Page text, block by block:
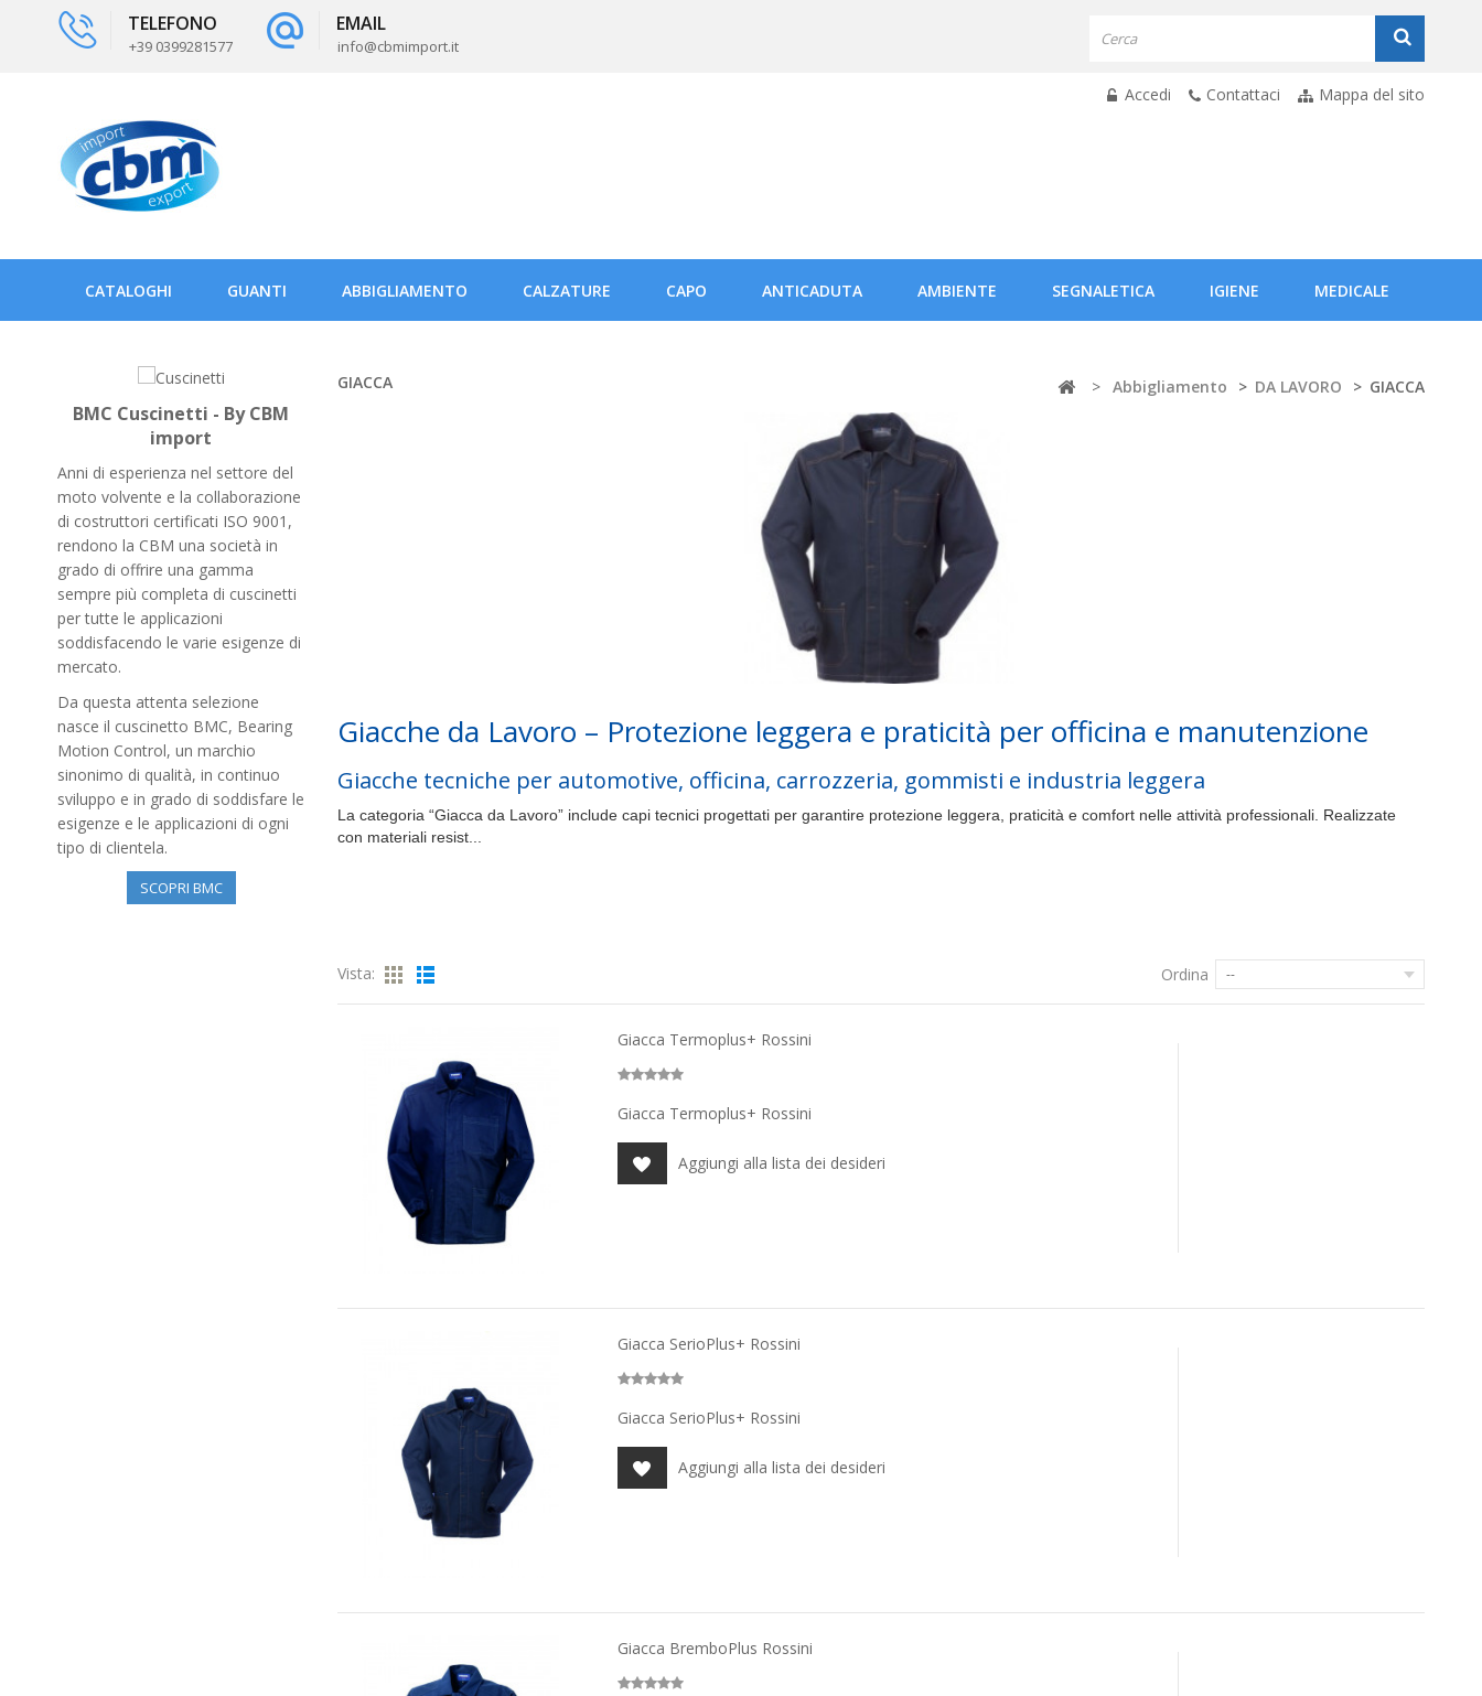
TELEFONO
+39 0399281577
EMAIL
info@cbmimport.it
Accedi Contattaci Mappa del sito
CATALOGHI GUANTI ABBIGLIAMENTO CALZATURE CAPO ANTICADUTA AMBIENTE SEGNALETICA IGIENE MEDICALE
BMC Cuscinetti - By CBM
import
Anni di esperienza nel settore del
moto volvente e la collaborazione
di costruttori certificati ISO 9001,
rendono la CBM una società in
grado di offrire una gamma
sempre più completa di cuscinetti
per tutte le applicazioni
soddisfacendo le varie esigenze di
mercato.
Da questa attenta selezione
nasce il cuscinetto BMC, Bearing
Motion Control, un marchio
sinonimo di qualità, in continuo
sviluppo e in grado di soddisfare le
esigenze e le applicazioni di ogni
tipo di clientela.
SCOPRI BMC
GIACCA > Abbigliamento > DA LAVORO > GIACCA
Giacche da Lavoro – Protezione leggera e praticità per officina e manutenzione
Giacche tecniche per automotive, officina, carrozzeria, gommisti e industria leggera
La categoria “Giacca da Lavoro” include capi tecnici progettati per garantire protezione leggera, praticità e comfort nelle attività professionali. Realizzate
con materiali resist...
Vista: Ordina --
Giacca Termoplus+ Rossini
Giacca Termoplus+ Rossini
Aggiungi alla lista dei desideri
Giacca SerioPlus+ Rossini
Giacca SerioPlus+ Rossini
Aggiungi alla lista dei desideri
Giacca BremboPlus Rossini